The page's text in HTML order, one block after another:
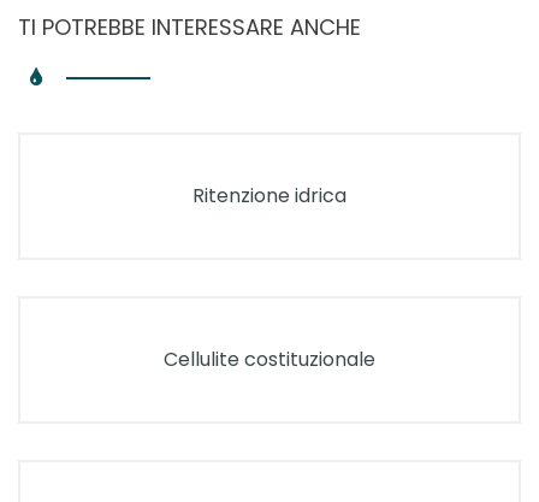
TI POTREBBE INTERESSARE ANCHE
Ritenzione idrica
Cellulite costituzionale